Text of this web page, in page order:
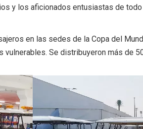
y los aficionados entusiastas de todo
en las sedes de la Copa del
Se distribuyeron más de